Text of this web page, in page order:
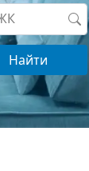
Найти